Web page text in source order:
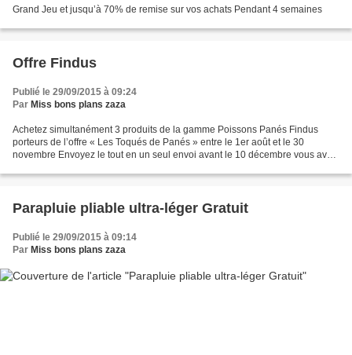
Grand Jeu et jusqu’à 70% de remise sur vos achats Pendant 4 semaines
Offre Findus
Publié le 29/09/2015 à 09:24
Par Miss bons plans zaza
Achetez simultanément 3 produits de la gamme Poissons Panés Findus
porteurs de l’offre « Les Toqués de Panés » entre le 1er août et le 30
novembre Envoyez le tout en un seul envoi avant le 10 décembre vous avais
Parapluie pliable ultra-léger Gratuit
Publié le 29/09/2015 à 09:14
Par Miss bons plans zaza